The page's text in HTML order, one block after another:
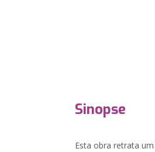
Sinopse
Esta obra retrata